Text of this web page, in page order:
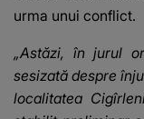
urma unui conflict.
„Astăzi, în jurul
sesizată despre
localitatea